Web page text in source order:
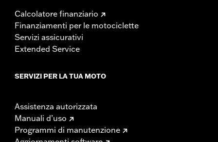
Calcolatore finanziario
Finanziamenti per le motociclette
Servizi assicurativi
Extended Service
SERVIZI PER LA TUA MOTO
Assistenza autorizzata
Manuali d’uso
Programmi di manutenzione